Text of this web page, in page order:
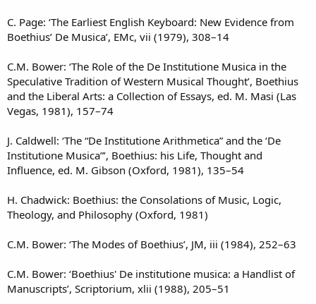
C. Page: ‘The Earliest English Keyboard: New Evidence from
Boethius’ De Musica’, EMc, vii (1979), 308–14
C.M. Bower: ‘The Role of the De Institutione Musica in the
Speculative Tradition of Western Musical Thought’, Boethius
and the Liberal Arts: a Collection of Essays, ed. M. Masi (Las
Vegas, 1981), 157–74
J. Caldwell: ‘The “De Institutione Arithmetica” and the ‘De
Institutione Musica”’, Boethius: his Life, Thought and
Influence, ed. M. Gibson (Oxford, 1981), 135–54
H. Chadwick: Boethius: the Consolations of Music, Logic,
Theology, and Philosophy (Oxford, 1981)
C.M. Bower: ‘The Modes of Boethius’, JM, iii (1984), 252–63
C.M. Bower: ‘Boethius' De institutione musica: a Handlist of
Manuscripts’, Scriptorium, xlii (1988), 205–51